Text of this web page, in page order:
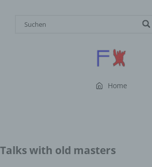
Home
Talks with old masters